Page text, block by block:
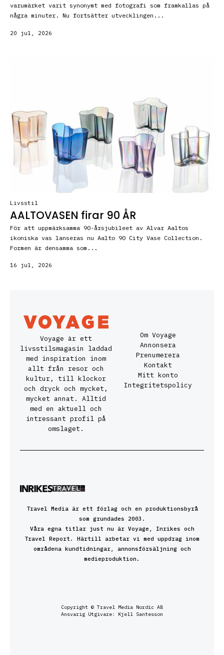
varumärket varit synonymt med fotografi som framkallas på
några minuter. Nu fortsätter utvecklingen...
20 jul, 2026
Livsstil
AALTOVASEN firar 90 ÅR
För att uppmärksamma 90-årsjubileet av Alvar Aaltos
ikoniska vas lanseras nu Aalto 90 City Vase Collection.
Formen är densamma som...
16 jul, 2026
Voyage är ett
livsstilsmagasin laddad
med inspiration inom
allt från resor och
kultur, till klockor
och dryck och mycket,
mycket annat. Alltid
med en aktuell och
intressant profil på
omslaget.
Om Voyage
Annonsera
Prenumerera
Kontakt
Mitt konto
Integritetspolicy
Travel Media är ett förlag och en produktionsbyrå
som grundades 2003.
Våra egna titlar just nu är Voyage, Inrikes och
Travel Report. Härtill arbetar vi med uppdrag inom
områdena kundtidningar, annonsförsäljning och
medieproduktion.
Copyright © Travel Media Nordic AB
Ansvarig Utgivare: Kjell Santesson